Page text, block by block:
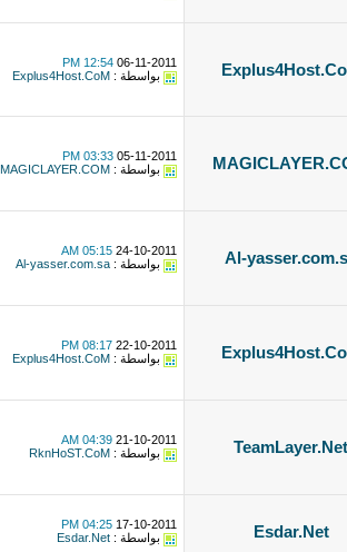
06-11-2011
12:54 PM
بواسطة : Explus4Host.CoM
05-11-2011
03:33 PM
بواسطة : MAGICLAYER.COM
Al-
24-10-2011
05:15 AM
بواسطة : Al-yasser.com.sa
22-10-2011
08:17 PM
بواسطة : Explus4Host.CoM
TeamLayer.Net
21-10-2011
04:39 AM
بواسطة : RknHoST.CoM
Esdar.Net
17-10-2011
04:25 PM
بواسطة : Esdar.Net